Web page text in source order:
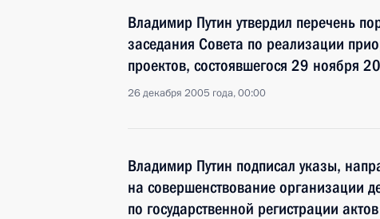
Владимир Путин утвердил перечень
заседания Совета по реализации
проектов, состоявшегося 29 ноября
26 декабря 2005 года, 00:00
Владимир Путин подписал указы,
на совершенствование организации
по государственной регистрации